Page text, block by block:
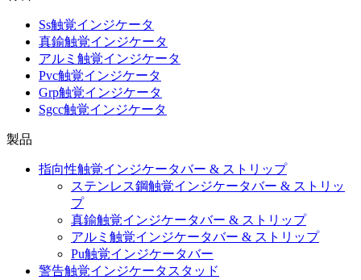
Ss触覚インジケータ
真鍮触覚インジケータ
アルミ触覚インジケータ
Pvc触覚インジケータ
Grp触覚インジケータ
Sgcc触覚インジケータ
製品
指向性触覚インジケータバー & ストリップ
ステンレス鋼触覚インジケータバー & ストリッ
プ
真鍮触覚インジケータバー & ストリップ
アルミ触覚インジケータバー & ストリップ
Pu触覚インジケータバー
警告触覚インジケータスタッド